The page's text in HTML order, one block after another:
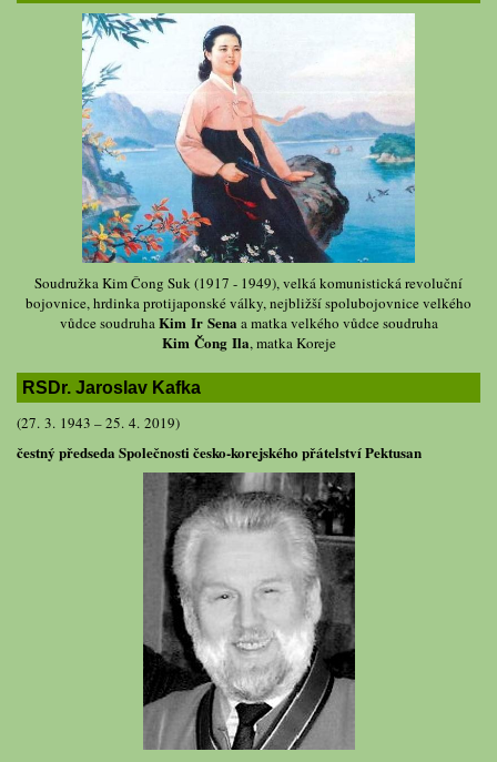
Soudružka Kim Čong Suk (1917 - 1949), velká komunistická revoluční
bojovnice, hrdinka protijaponské války, nejbližší spolubojovnice velkého
vůdce soudruhaKim Ir Sena a matka velkého vůdce soudruha
Kim Čong Ila, matka Koreje
RSDr. Jaroslav Kafka
(27. 3. 1943 – 25. 4. 2019)
čestný předseda Společnosti česko-korejského přátelství Pektusan